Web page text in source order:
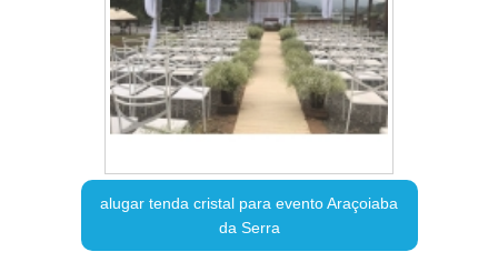
alugar tenda cristal para evento Araçoiaba
da Serra